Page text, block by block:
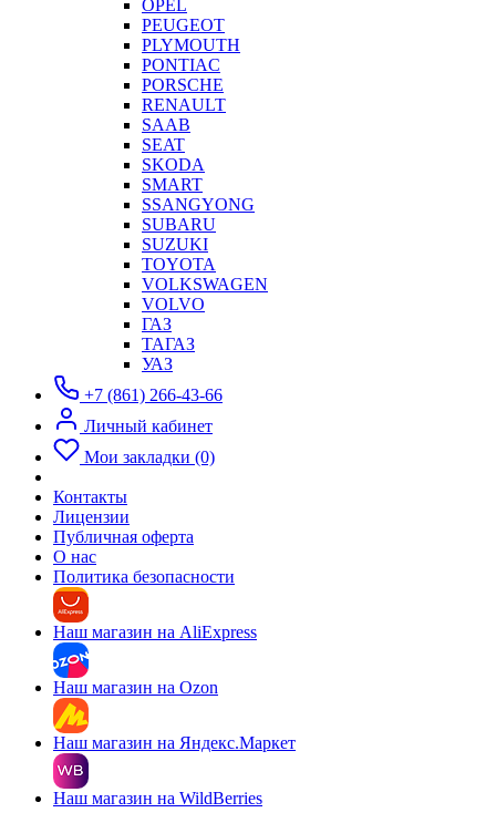
OPEL
PEUGEOT
PLYMOUTH
PONTIAC
PORSCHE
RENAULT
SAAB
SEAT
SKODA
SMART
SSANGYONG
SUBARU
SUZUKI
TOYOTA
VOLKSWAGEN
VOLVO
ГАЗ
ТАГАЗ
УАЗ
+7 (861) 266-43-66
Личный кабинет
Мои закладки (0)
Контакты
Лицензии
Публичная оферта
О нас
Политика безопасности
Наш магазин на AliExpress
Наш магазин на Ozon
Наш магазин на Яндекс.Маркет
Наш магазин на WildBerries